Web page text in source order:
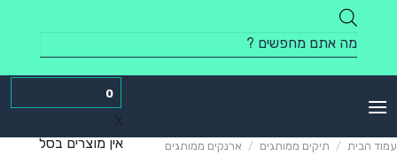
content
Products
search
0
X
אין מוצרים בסל
עמוד הבית / תיקים ממותגים / ארנקים ממותגים